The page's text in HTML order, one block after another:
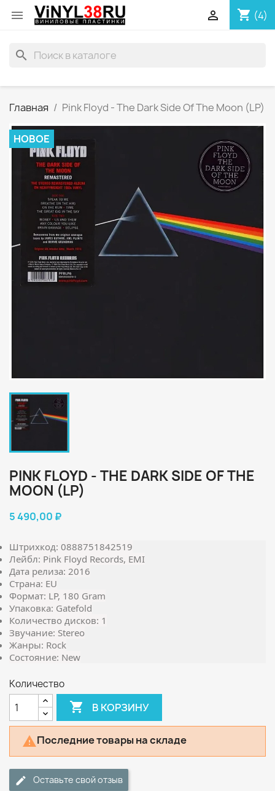
 shopping_cart (4)

search
Главная Pink Floyd - The Dark Side Of The Moon (LP)
НОВОЕ
PINK FLOYD - THE DARK SIDE OF THE
MOON (LP)
5 490,00 ₽
Штрихкод: 0888751842519
Лейбл: Pink Floyd Records, EMI
Дата релиза: 2016
Страна: EU
Формат: LP, 180 Gram
Упаковка: Gatefold
Количество дисков: 1
Звучание: Stereo
Жанры: Rock
Состояние: New
Количество
 В КОРЗИНУ
Последние товары на складе
Оставьте свой отзыв